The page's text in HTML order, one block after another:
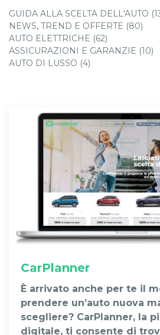
GUIDA ALLA SCELTA DELL'AUTO
NEWS, TREND E OFFERTE (80)
AUTO ELETTRICHE (62)
ASSICURAZIONI E GARANZIE (10)
AUTO DI LUSSO (4)
CarPlanner
È arrivato anche per te il
prendere un’auto nuova
scegliere? CarPlanner, la
digitale, ti consente di